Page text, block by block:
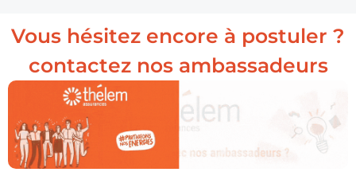
Vous hésitez encore à postuler ?
contactez nos ambassadeurs